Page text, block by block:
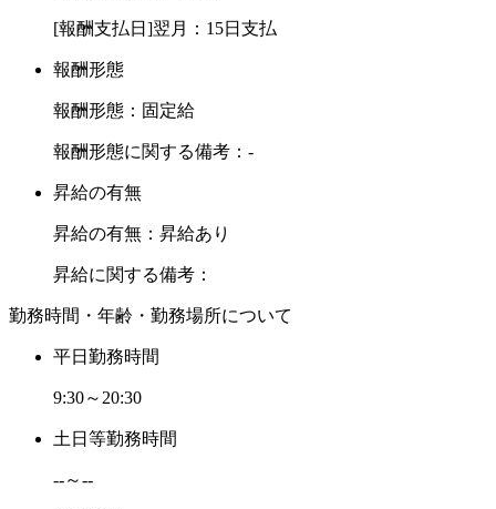
[報酬支払日]翌月：15日支払
報酬形態
報酬形態：固定給
報酬形態に関する備考：-
昇給の有無
昇給の有無：昇給あり
昇給に関する備考：
勤務時間・年齢・勤務場所について
平日勤務時間
9:30～20:30
土日等勤務時間
--～--